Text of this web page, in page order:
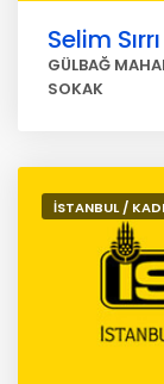
Selim
GÜLBAĞ
SOKAK
İSTANBUL /